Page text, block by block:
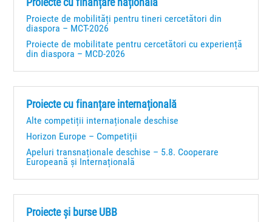
Proiecte de mobilități pentru tineri cercetători din
diaspora – MCT-2026
Proiecte de mobilitate pentru cercetători cu experiență
din diaspora – MCD-2026
Proiecte cu finanțare internațională
Alte competiții internaționale deschise
Horizon Europe – Competiții
Apeluri transnaționale deschise – 5.8. Cooperare
Europeană și Internațională
Proiecte și burse UBB